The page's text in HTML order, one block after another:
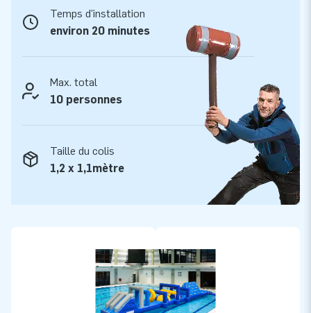
JB est fabricant et fournisseur de structures gonflables
depuis plus de 15 ans et cela auprès de plus de 15.000 clients
à travers le monde. Ce fort développement est le fruit d'un
travail professionnel effectué par des équipes de
concepteurs, d'innovation, de conseil et de logistique qui
offrent des attractions gonflables uniques! JB c'est
l'assurance d'un suivi, d'un service, d'une fabrication et d'une
Temps d'installation
environ 20 minutes
Max. total
10 personnes
Taille du colis
1,2 x 1,1mètre